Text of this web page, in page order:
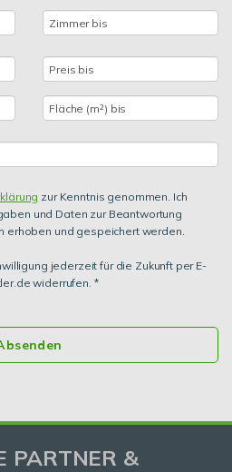
zur Kenntnis genommen. Ich
und Daten zur Beantwortung
erhoben und gespeichert werden.
jederzeit für die Zukunft per E-
widerrufen. *
PARTNER &